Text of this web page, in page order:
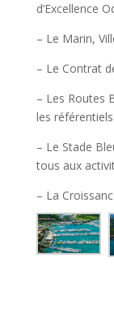
d’Excellence
– Le Marin,
– Le Contrat
– Les Routes
les référentiels
– Le Stade
tous aux
– La